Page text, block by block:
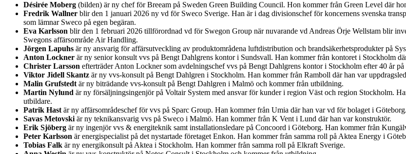
Désirée Moberg (bilden) är ny chef för Breeam på Sweden Green Building Council. Hon kommer från Green Level där
Fredrik Wallner blir den 1 januari 2026 ny vd för Sweco Sverige. Han är i dag divisionschef för koncernens svenska
som lämnar Sweco på egen begäran.
Eva Karlsson blir den 1 februari 2026 tillförordnad vd för Swegon Group när nuvarande vd Andreas Örje Wellstam blir
Swegons affärsområde Air Handling.
Jörgen Lapuhs är ny ansvarig för affärsutveckling av produktområdena luftdistribution och brandsäkerhetsprodukter på
Anton Lockner är ny senior konsult vvs på Bengt Dahlgrens kontor i Sundsvall. Han kommer från kontoret i Stockholm
Christer Larsson efterträder Anton Lockner som avdelningschef vvs på Bengt Dahlgrens kontor i Stockholm efter 40 år på
Viktor Jidell Skantz är ny vvs-konsult på Bengt Dahlgren i Stockholm. Han kommer från Ramboll där han var
Malin Grufstedt är ny biträdande vvs-konsult på Bengt Dahlgren i Malmö och kommer från utbildning.
Martin Nylund är ny försäljningsingenjör på Voltair System med ansvar för kunder i region Väst och region Stockholm.
utbildare.
Patrik Hast är ny affärsområdeschef för vvs på Sparc Group. Han kommer från Umia där han var vd för bolaget i Göteborg.
Savas Metovski är ny teknikansvarig vvs på Sweco i Malmö. Han kommer från K Vent i Lund där han var konstruktör.
Erik Sjöberg är ny ingenjör vvs & energiteknik samt installationsledare på Concoord i Göteborg. Han kommer från
Peter Karlsson är energispecialist på det nystartade företaget Enkon. Han kommer från samma roll på Aktea Energy i
Tobias Falk är ny energikonsult på Aktea i Stockholm. Han kommer från samma roll på Elkraft Sverige.